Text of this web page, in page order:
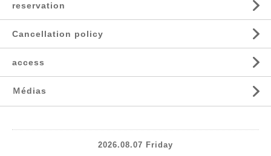
reservation
Cancellation policy
access
Ｍédias
2026.08.07 Friday